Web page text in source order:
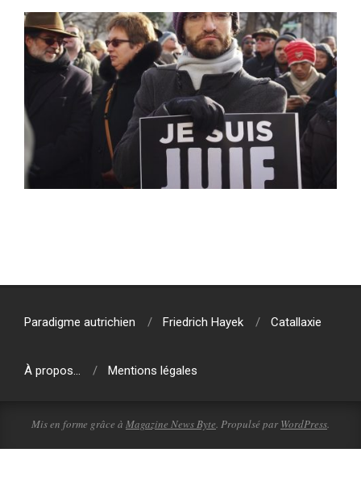
11-
Paradigme autrichien
Friedrich Hayek Catallaxie
À propos… Mentions légales
Mis en forme grâce à Magazine News Byte . Propulsé par WordPress